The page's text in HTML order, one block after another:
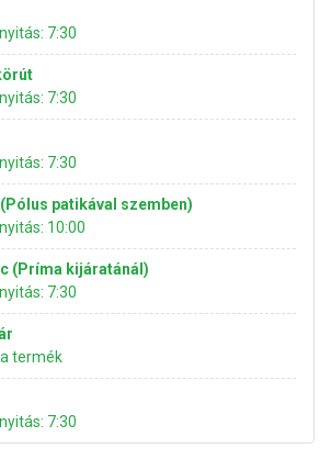
7:30
7:30
7:30
patikával szemben)
10:00
(Príma kijáratánál)
7:30
termék
7:30